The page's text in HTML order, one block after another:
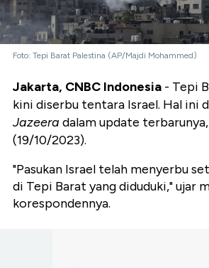
Foto: Tepi Barat Palestina (AP/Majdi Mohammed)
Jakarta, CNBC Indonesia - Tepi
kini diserbu tentara Israel. Hal ini
Jazeera dalam update
(19/10/2023).
"Pasukan Israel telah menyerbu
di Tepi Barat yang diduduki," ujar
korespondennya.